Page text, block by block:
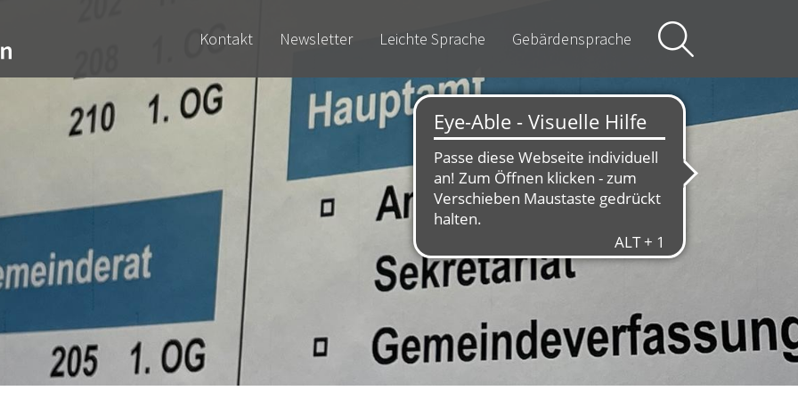
Kontakt Newsletter Leichte Sprache Gebärdensprache